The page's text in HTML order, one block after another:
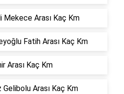
Mekece Arası Kaç Km
Fatih Arası Kaç Km
Arası Kaç Km
Gelibolu Arası Kaç Km